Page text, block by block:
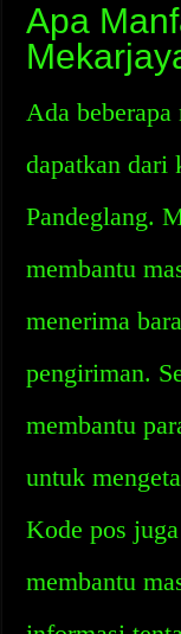
Apa
Ada
dapatkan dari
Pandeglang.
membantu
menerima
pengiriman.
membantu
untuk
Kode pos
membantu